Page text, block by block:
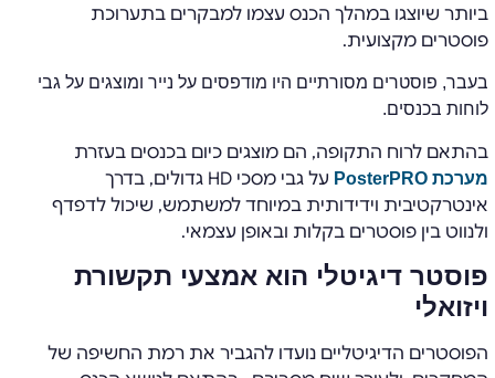
ביותר שיוצגו במהלך הכנס עצמו למבקרים בתערוכת
פוסטרים מקצועית.
בעבר, פוסטרים מסורתיים היו מודפסים על נייר ומוצגים על גבי
לוחות בכנסים.
בהתאם לרוח התקופה, הם מוצגים כיום בכנסים בעזרת
מערכת PosterPRO
על גבי מסכי HD גדולים, בדרך
אינטרקטיבית וידידותית במיוחד למשתמש, שיכול לדפדף
ולנווט בין פוסטרים בקלות ובאופן עצמאי.
פוסטר דיגיטלי הוא אמצעי תקשורת
ויזואלי
הפוסטרים הדיגיטליים נועדו להגביר את רמת החשיפה של